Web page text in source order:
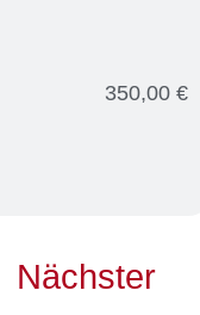
350,00 €
Nächster